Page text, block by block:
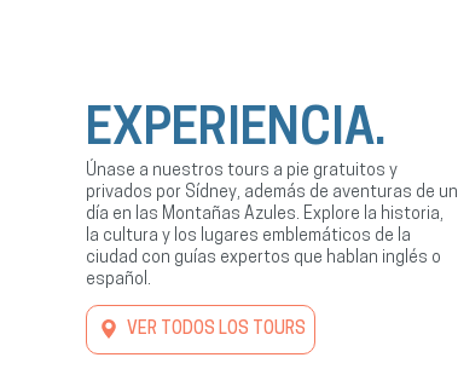
EXPERIENCIA.
Únase a nuestros tours a pie gratuitos y
privados por Sídney, además de aventuras de un
día en las Montañas Azules. Explore la historia,
la cultura y los lugares emblemáticos de la
ciudad con guías expertos que hablan inglés o
español.
VER TODOS LOS TOURS